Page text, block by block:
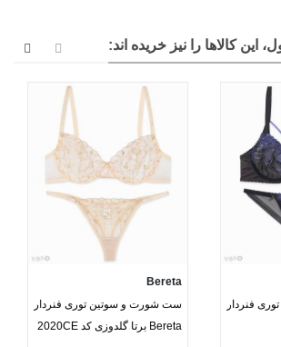
این کالاها را نیز خریده اند:
فنردار
Bereta
ست شورت و سوتین توری فنردار
Bereta برتا گلدوزی کد 2020CE